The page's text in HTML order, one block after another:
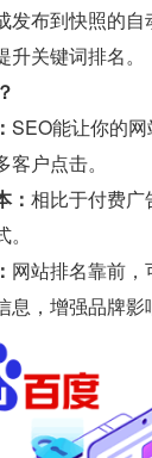
发布到快照的
关键词排名。
SEO能让你的
户点击。
：相比于付费
网站排名靠前
，增强品牌影